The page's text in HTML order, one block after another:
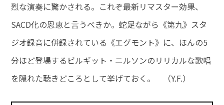
烈な演奏に驚かされる。これぞ最新リマスター効果、
SACD化の恩恵と言うべきか。蛇足ながら《第九》スタ
ジオ録音に併録されている《エグモント》に、ほんの5
分ほど登場するビルギット・ニルソンのリリカルな歌唱
を隠れた聴きどころとして挙げておく。 （Y.F.）